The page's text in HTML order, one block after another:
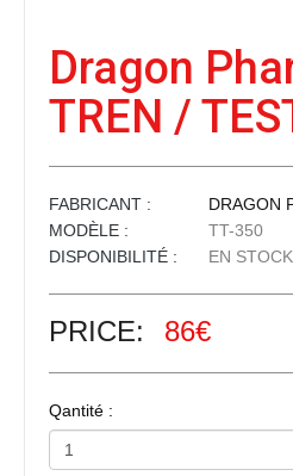
Dragon
TREN /
FABRICANT :
DRAGON
MODÈLE :
TT-350
DISPONIBILITÉ :
EN STOCK
PRICE: 86€
Qantité :